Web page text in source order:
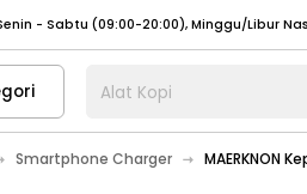
Senin - Jumat (07:00 - 20:00), Sabtu
- Jumat (08:00 - 20:00), Sabtu -
Senin - Jumat (08:00 - 20:00), Sabtu -
Alat Kopi
Smartphone Charger MAERKNON